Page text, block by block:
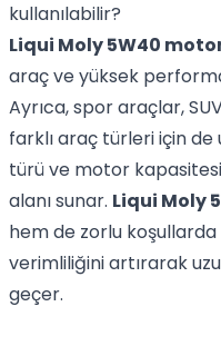
kullanılabilir?
Liqui Moly 5W40
araç ve yüksek
Ayrıca, spor araçlar,
farklı araç türleri için de
türü ve motor
alanı sunar. Liqui Moly
hem de zorlu
verimliliğini artırarak
geçer.